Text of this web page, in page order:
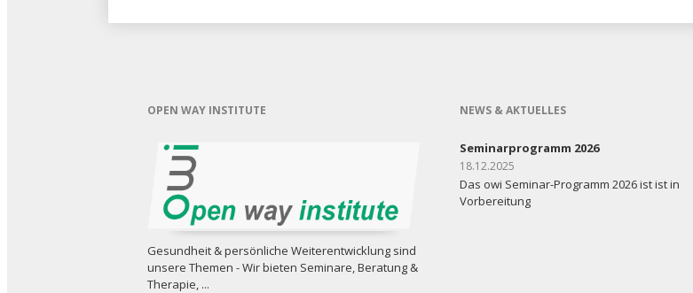
OPEN WAY INSTITUTE
Gesundheit & persönliche Weiterent­wicklung sind
unsere Themen - Wir bieten Seminare, Beratung &
Therapie, ...
NEWS & AKTUELLES
Seminarprogramm 2026
18.12.2025
Das owi Seminar-Programm 2026 ist ist in
Vorbereitung